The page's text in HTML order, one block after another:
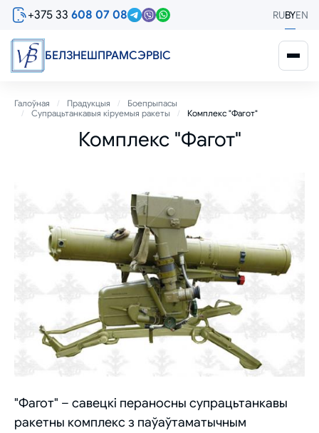
Перайсці
змесціва
+375 33 608 07 08 RUBYEN
БЕЛЗНЕШПРАМСЭРВIС
Breadcrumb
Галоўная Прадукцыя
Боепрыпасы
Супрацьтанкавыя кіруемыя ракеты
Комплекс "Фагот"
Комплекс "Фагот"
"Фагот" – савецкі пераносны супрацьтанкавы
ракетны комплекс з паўаўтаматычным